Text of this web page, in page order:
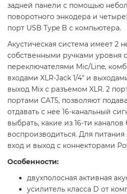
задней панели с помощью
поворотного энкодера и
порт USB Type B с компьютера.
Акустическая система имеет 2
собственными ручками уровня
переключателями Mic/Line,
входами XLR-Jack 1/4" и
выход Mix с разъемом XLR. 2
портами CAT5, позволяют
отдавать с нее 16-канальный
выбрать, какие из 16-ти каналов
воспроизводиться. Для
вход и выход с коннекторами
Особенности:
двухполосная активная
усилитель класса D от